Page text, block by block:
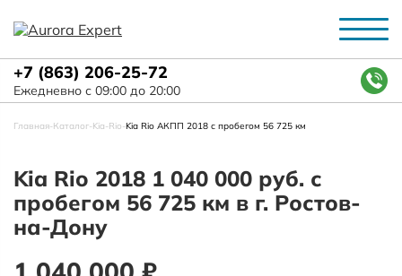
+7 (863) 206-25-72
Ежедневно с 09:00 до 20:00
Главная-Каталог-Kia-Rio-Kia Rio АКПП 2018 с пробегом 56 725 км
Kia Rio 2018 1 040 000 руб. с
пробегом 56 725 км в г. Ростов-
на-Дону